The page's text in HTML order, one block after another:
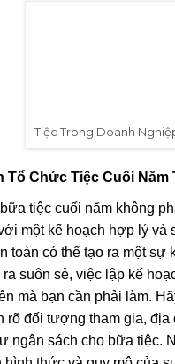
chu đáo, với các món ăn
gắn kết giữa các phòng
Tiệc Trong Doanh